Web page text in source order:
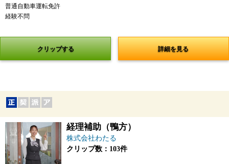
普通自動車運転免許
経験不問
クリップする 詳細を見る
経理補助（鴨方）
株式会社わたる
クリップ数：103件